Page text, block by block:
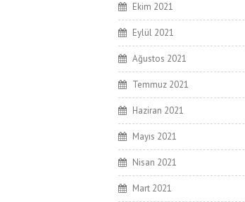
Ekim 2021
Eylül 2021
Ağustos 2021
Temmuz 2021
Haziran 2021
Mayıs 2021
Nisan 2021
Mart 2021